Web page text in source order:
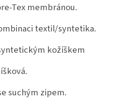
Tex membránou.
textil/syntetika.
kožíškem
suchým zipem.